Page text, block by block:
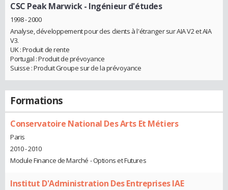
CSC Peak Marwick- Ingénieur d'études
1998 - 2000
Analyse, développement pour des clients à l'étranger sur AIA V2 et AIA
V3.
UK : Produit de rente
Portugal : Produit de prévoyance
Suisse : Produit Groupe sur de la prévoyance
Formations
Conservatoire National Des Arts Et Métiers
Paris
2010 - 2010
Module Finance de Marché - Options et Futures
Institut D'Administration Des Entreprises IAE